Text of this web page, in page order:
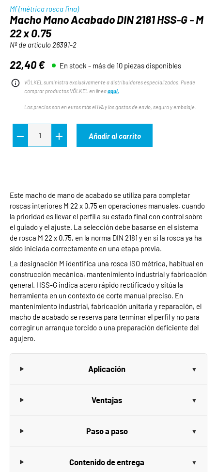
Mf (métrica rosca fina)
Macho Mano Acabado DIN 2181 HSS-G - M
22 x 0.75
Nº de artículo 26391-2
Precio normal:
22,40 € En stock - más de 10 piezas disponibles
VÖLKEL suministra exclusivamente a distribuidores especializados. Puede
comprar productos VÖLKEL en líneaaquí.
Los precios son en euros más el IVA y los gastos de envío, seguro y embalaje.
Añadir al carrito
Este macho de mano de acabado se utiliza para completar
roscas interiores M 22 x 0.75 en operaciones manuales, cuando
la prioridad es llevar el perfil a su estado final con control sobre
el guiado y el ajuste. La selección debe basarse en el sistema
de rosca M 22 x 0.75, en la norma DIN 2181 y en si la rosca ya ha
sido iniciada correctamente en una etapa previa.
La designación M identifica una rosca ISO métrica, habitual en
construcción mecánica, mantenimiento industrial y fabricación
general. HSS-G indica acero rápido rectificado y sitúa la
herramienta en un contexto de corte manual preciso. En
mantenimiento industrial, fabricación unitaria y reparación, el
macho de acabado se reserva para terminar el perfil y no para
corregir un arranque torcido o una preparación deficiente del
agujero.
Aplicación
Ventajas
Paso a paso
Contenido de entrega